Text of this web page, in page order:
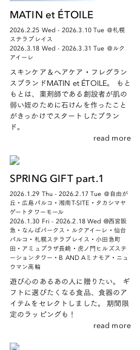
MATIN et ÉTOILE
2026.2.25 Wed - 2026.3.10 Tue ＠札幌
ステラプレイス
2026.3.18 Wed - 2026.3.31 Tue ＠ルク
アイーレ
スキンケア＆ヘアケア・フレグラン
スブランドMATIN et ÉTOILE。 もと
もとは、薬剤師である創設者が肌の
弱い姪のために石けんを作ったこと
がきっかけでスタートしたブラン
ド。
read more
SPRING GIFT part.1
2026.1.29 Thu - 2026.2.17 Tue ＠自由が
丘・広島パルコ・湘南T-SITE・タカシマヤ
ゲートタワーモール
2026.1.30 Fri - 2026.2.18 Wed @西宮阪
急・なんばパークス・ルクアイーレ・仙台
パルコ・札幌ステラプレイス・小田急町
田・アミュプラザ長崎・虎ノ門ヒルズステ
ーションタワー・B AND Aミナモア・ニュ
ウマン高輪
遊び心のあるあの人に贈りたい。 ギ
フトに選びたくなる食品、食器のア
イテムをセレクトしました。 期間限
定のラッピングも！
read more